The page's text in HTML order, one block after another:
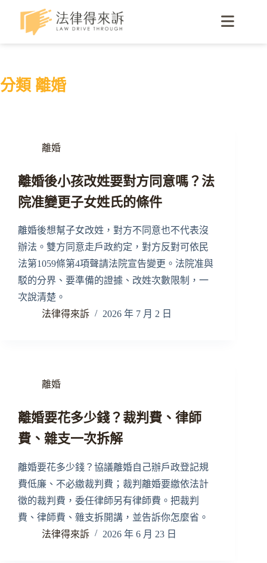
分類 離婚
離婚
離婚後小孩改姓要對方同意嗎？法
院准變更子女姓氏的條件
離婚後想幫子女改姓，對方不同意也不代表沒
辦法。雙方同意走戶政約定，對方反對可依民
法第1059條第4項聲請法院宣告變更。法院准與
駁的分界、要準備的證據、改姓次數限制，一
次說清楚。
法律得來訴
2026 年 7 月 2 日
離婚
離婚要花多少錢？裁判費、律師
費、雜支一次拆解
離婚要花多少錢？協議離婚自己辦戶政登記規
費低廉、不必繳裁判費；裁判離婚要繳依法計
徵的裁判費，委任律師另有律師費。把裁判
費、律師費、雜支拆開講，並告訴你怎麼省。
法律得來訴
2026 年 6 月 23 日